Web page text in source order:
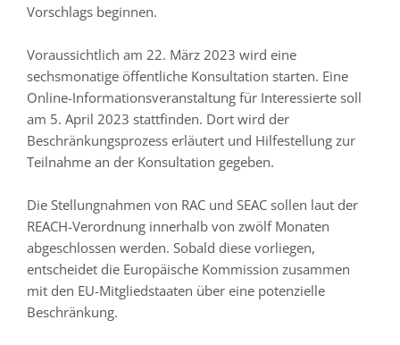
Vorschlags beginnen.
Voraussichtlich am 22. März 2023 wird eine
sechsmonatige öffentliche Konsultation starten. Eine
Online-Informationsveranstaltung für Interessierte soll
am 5. April 2023 stattfinden. Dort wird der
Beschränkungsprozess erläutert und Hilfestellung zur
Teilnahme an der Konsultation gegeben.
Die Stellungnahmen von RAC und SEAC sollen laut der
REACH-Verordnung innerhalb von zwölf Monaten
abgeschlossen werden. Sobald diese vorliegen,
entscheidet die Europäische Kommission zusammen
mit den EU-Mitgliedstaaten über eine potenzielle
Beschränkung.